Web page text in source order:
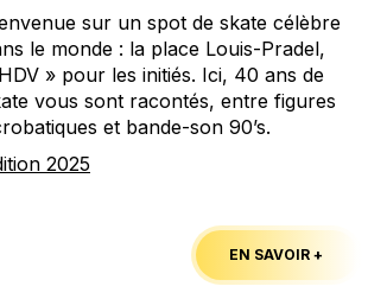
sur un spot de skate célèbre
le monde : la place Louis-Pradel,
» pour les initiés. Ici, 40 ans de
vous sont racontés, entre figures
et bande-son 90’s.
2025
EN SAVOIR +